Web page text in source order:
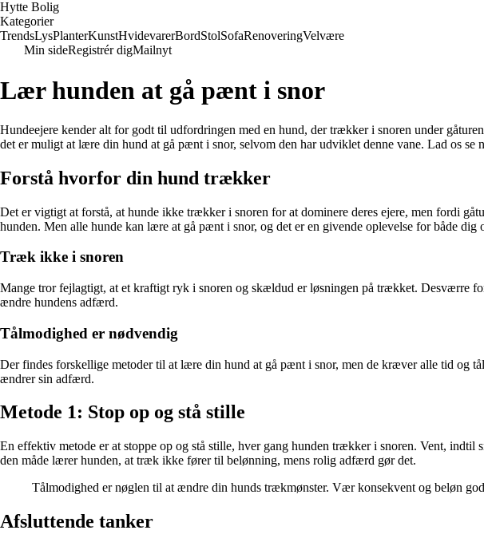
Hytte Bolig
Kategorier
TrendsLysPlanterKunstHvidevarerBordStolSofaRenoveringVelvære
Min sideRegistrér digMailnyt
Lær hunden at gå pænt i snor
Hundeejere kender alt for godt til udfordringen med en hund, der trækker i snoren under
det er muligt at lære din hund at gå pænt i snor, selvom den har udviklet denne vane. Lad os se
Forstå hvorfor din hund trækker
Det er vigtigt at forstå, at hunde ikke trækker i snoren for at dominere deres ejere, men fordi
hunden. Men alle hunde kan lære at gå pænt i snor, og det er en givende oplevelse for både dig
Træk ikke i snoren
Mange tror fejlagtigt, at et kraftigt ryk i snoren og skældud er løsningen på trækket. Desværre
ændre hundens adfærd.
Tålmodighed er nødvendig
Der findes forskellige metoder til at lære din hund at gå pænt i snor, men de kræver alle tid
ændrer sin adfærd.
Metode 1: Stop op og stå stille
En effektiv metode er at stoppe op og stå stille, hver gang hunden trækker i snoren. Vent,
den måde lærer hunden, at træk ikke fører til belønning, mens rolig adfærd gør det.
Tålmodighed er nøglen til at ændre din hunds trækmønster. Vær konsekvent og beløn
Afsluttende tanker